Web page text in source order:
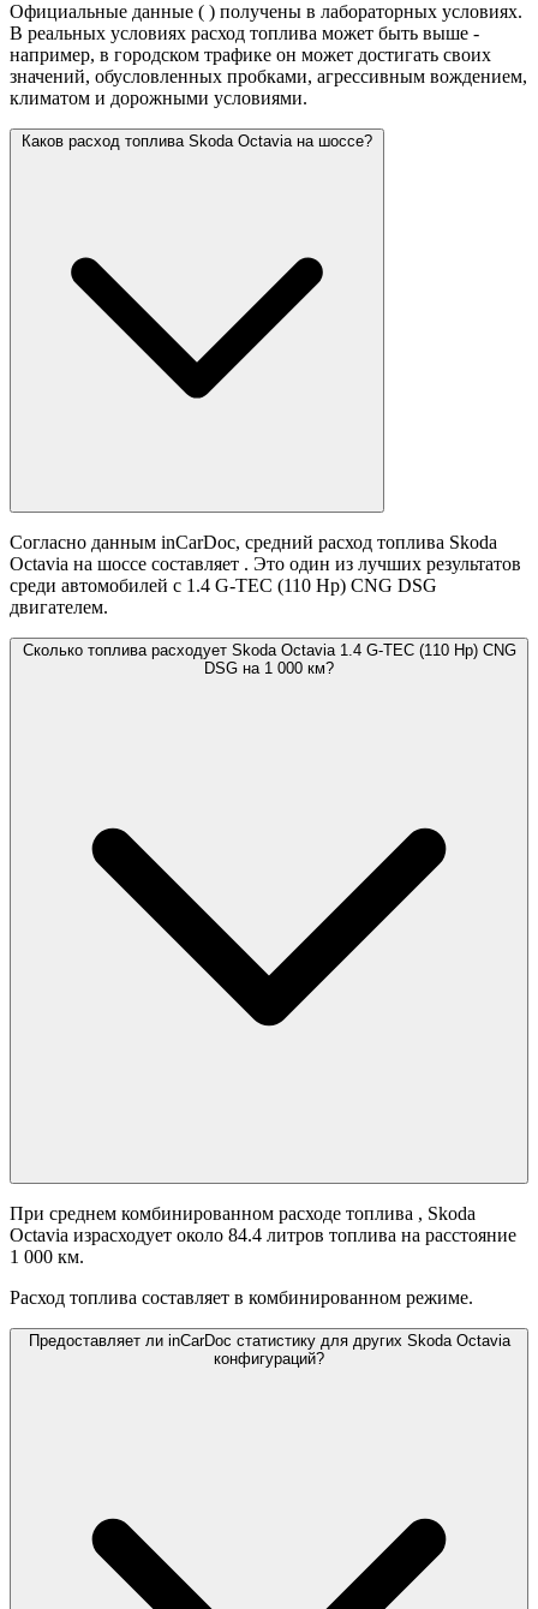
Официальные данные ( ) получены в лабораторных условиях.
В реальных условиях расход топлива может быть выше -
например, в городском трафике он может достигать своих
значений, обусловленных пробками, агрессивным вождением,
климатом и дорожными условиями.
Каков расход топлива Skoda Octavia на шоссе?
Согласно данным inCarDoc, средний расход топлива Skoda
Octavia на шоссе составляет . Это один из лучших результатов
среди автомобилей с 1.4 G-TEC (110 Hp) CNG DSG
двигателем.
Сколько топлива расходует Skoda Octavia 1.4 G-TEC (110 Hp) CNG
DSG на 1 000 км?
При среднем комбинированном расходе топлива , Skoda
Octavia израсходует около 84.4 литров топлива на расстояние
1 000 км.
Расход топлива составляет в комбинированном режиме.
Предоставляет ли inCarDoc статистику для других Skoda Octavia
конфигураций?